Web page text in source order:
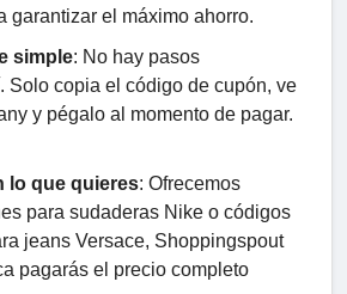
garantizar el máximo ahorro.
simple: No hay pasos
Solo copia el código de cupón, ve
y pégalo al momento de pagar.
lo que quieres: Ofrecemos
para sudaderas Nike o códigos
jeans Versace, Shoppingspout
pagarás el precio completo